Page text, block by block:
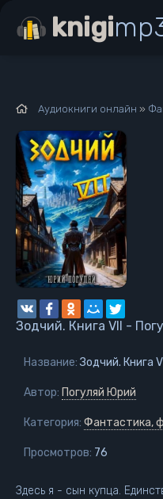
Аудиокниги онлайн »
Зодчий. Книга VII -
Название: Зодчий. Книга
Автор: Погуляй Юрий
Категория: Фантастика,
Просмотров: 76
Здесь я - сын купца.
knigi